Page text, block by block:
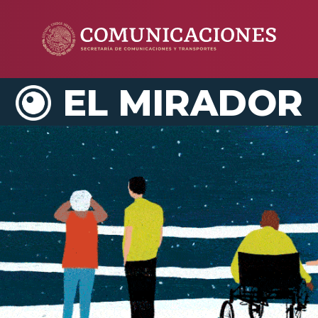
EL MIRADOR